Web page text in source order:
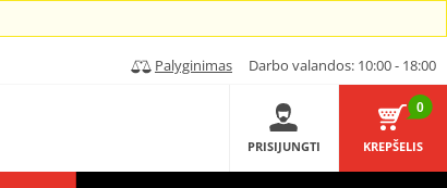
Palyginimas Darbo valandos: 10:00 - 18:00
PRISIJUNGTI
0
KREPŠELIS